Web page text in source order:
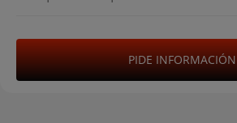
PIDE INFORMACIÓN